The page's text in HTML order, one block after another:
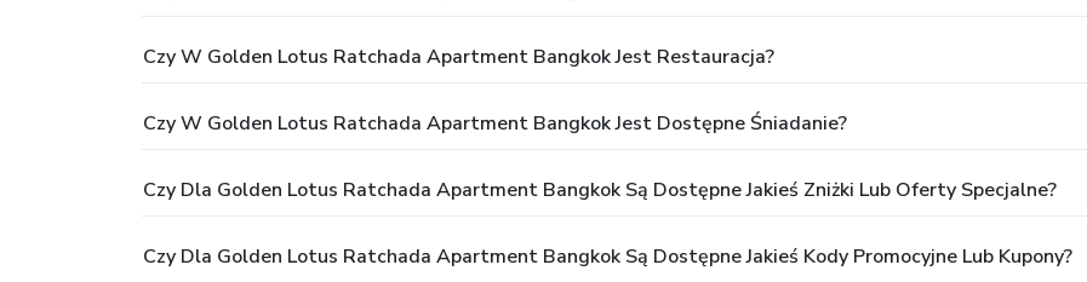
Czy W Golden Lotus Ratchada Apartment Bangkok Jest Restauracja?
Czy W Golden Lotus Ratchada Apartment Bangkok Jest Dostępne Śniadanie?
Czy Dla Golden Lotus Ratchada Apartment Bangkok Są Dostępne Jakieś Zniżki Lub Oferty Specjalne?
Czy Dla Golden Lotus Ratchada Apartment Bangkok Są Dostępne Jakieś Kody Promocyjne Lub Kupony?